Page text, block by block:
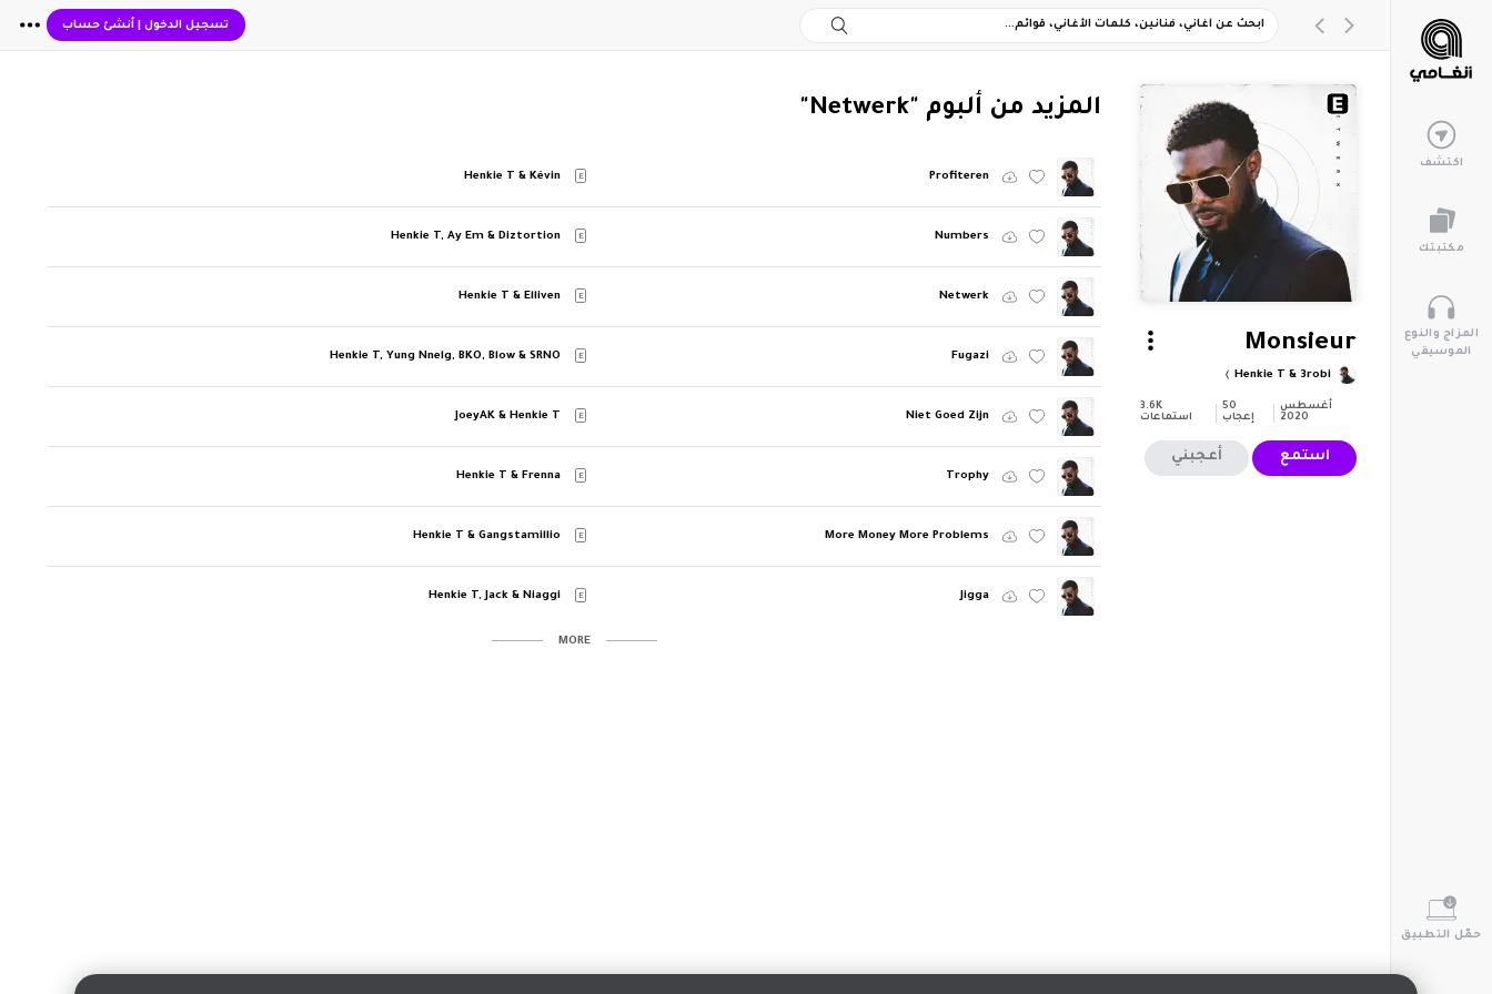
تسجيل الدخول| أنشئ حساب
اكتشف
مكتبتك
المزاج والنوع
الموسيقي
حمّل التطبيق
Monsieur
Henkie T & 3robi
أغسطس
2020
50
إعجاب
3.6K
استماعات
استمع أعجبني
‏المزيد من ألبوم "Netwerk"
Profiteren
E
Henkie T & Kévin
Numbers
E
Henkie T, Ay Em & Diztortion
Netwerk
E
Henkie T & Elliven
Fugazi
E
Henkie T, Yung Nnelg, BKO, Blow & SRNO
Niet Goed Zijn
E
JoeyAK & Henkie T
Trophy
E
Henkie T & Frenna
More Money More Problems
E
Henkie T & Gangstamillio
Jigga
E
Henkie T, Jack & Niaggi
MORE